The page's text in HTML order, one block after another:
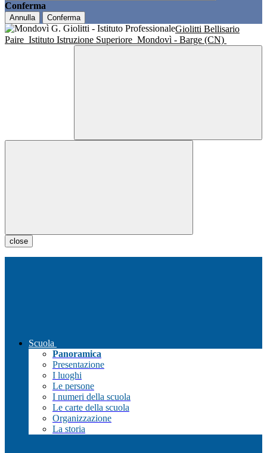
Conferma
Annulla Conferma
Giolitti Bellisario
Paire Istituto Istruzione Superiore Mondovì - Barge (CN)
close
Scuola
Panoramica
Presentazione
I luoghi
Le persone
I numeri della scuola
Le carte della scuola
Organizzazione
La storia